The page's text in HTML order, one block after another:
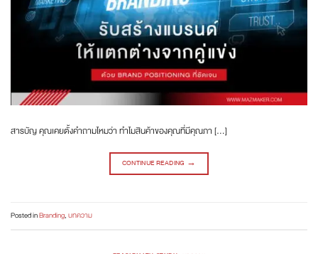
สารบัญ คุณเคยตั้งคำถามไหมว่า ทำไมสินค้าของคุณที่มีคุณภา […]
CONTINUE READING →
Posted inBranding,บทความ